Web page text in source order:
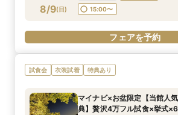
8/9(日)
15:00〜
フェアを予約
試食会 衣装試着 特典あり
マイナビ×お盆限定【当館人
典】贅沢4万フル試食×挙式